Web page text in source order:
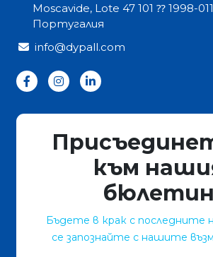
Moscavide, Lote 47 101 ⁇ 1998-
Португалия
info@dypall.com
към
бюлетин
Бъдете в крак с последните
се запознайте с нашите